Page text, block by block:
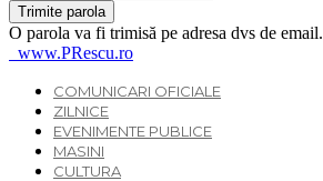
O parola va fi trimisă pe adresa dvs de email.
www.PRescu.ro
COMUNICARI OFICIALE
ZILNICE
EVENIMENTE PUBLICE
MASINI
CULTURA